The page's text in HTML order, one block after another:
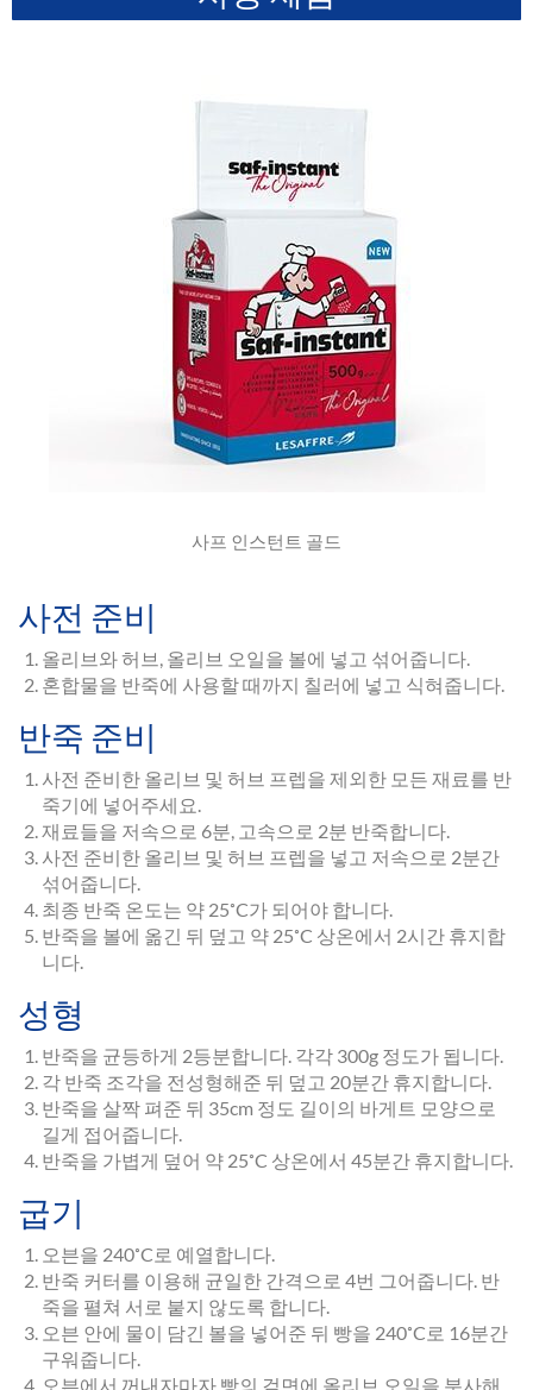
사프 인스턴트 골드
사전 준비
올리브와 허브, 올리브 오일을 볼에 넣고 섞어줍니다.
혼합물을 반죽에 사용할 때까지 칠러에 넣고 식혀줍니다.
반죽 준비
사전 준비한 올리브 및 허브 프렙을 제외한 모든 재료를 반
죽기에 넣어주세요.
재료들을 저속으로 6분, 고속으로 2분 반죽합니다.
사전 준비한 올리브 및 허브 프렙을 넣고 저속으로 2분간
섞어줍니다.
최종 반죽 온도는 약 25˚C가 되어야 합니다.
반죽을 볼에 옮긴 뒤 덮고 약 25˚C 상온에서 2시간 휴지합
니다.
성형
반죽을 균등하게 2등분합니다. 각각 300g 정도가 됩니다.
각 반죽 조각을 전성형해준 뒤 덮고 20분간 휴지합니다.
반죽을 살짝 펴준 뒤 35cm 정도 길이의 바게트 모양으로
길게 접어줍니다.
반죽을 가볍게 덮어 약 25˚C 상온에서 45분간 휴지합니다.
굽기
오븐을 240˚C로 예열합니다.
반죽 커터를 이용해 균일한 간격으로 4번 그어줍니다. 반
죽을 펼쳐 서로 붙지 않도록 합니다.
오븐 안에 물이 담긴 볼을 넣어준 뒤 빵을 240˚C로 16분간
구워줍니다.
오븐에서 꺼내자마자 빵의 겉면에 올리브 오일을 분사해